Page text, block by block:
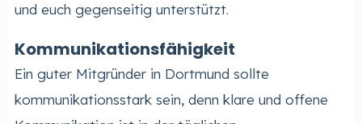
und euch gegenseitig unterstützt.
Kommunikationsfähigkeit
Ein guter Mitgründer in Dortmund sollte
kommunikationsstark sein, denn klare und offene